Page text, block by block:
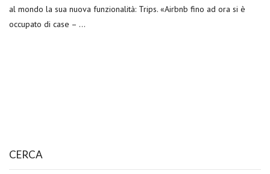
al mondo la sua nuova funzionalità: Trips. «Airbnb fino ad ora si è
occupato di case – …
CERCA